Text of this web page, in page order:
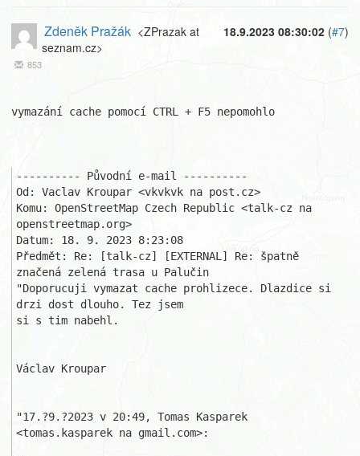
18.9.2023 08:30:02 (#7)
Zdeněk Pražák <ZPrazak at
seznam.cz>
853
vymazání cache pomocí CTRL + F5 nepomohlo
---------- Původní e-mail ----------
Od: Vaclav Kroupar <vkvkvk na post.cz>
Komu: OpenStreetMap Czech Republic <talk-cz na
openstreetmap.org>
Datum: 18. 9. 2023 8:23:08
Předmět: Re: [talk-cz] [EXTERNAL] Re: špatně
značená zelená trasa u Palučin
"Doporucuji vymazat cache prohlizece. Dlazdice si
drzi dost dlouho. Tez jsem
si s tim nabehl.
Václav Kroupar
"17.?9.?2023 v 20:49, Tomas Kasparek
<tomas.kasparek na gmail.com>: